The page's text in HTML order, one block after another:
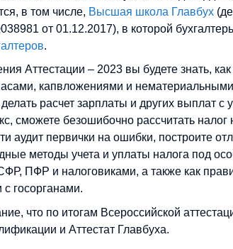
в том числе, Высшая школа Главбух
от 01.12.2017), в которой
.
Аттестации – 2023 вы будете знать,
капвложениями и
расчет зарплаты и других выплат
сможете безошибочно рассчитать
аудит первички на ошибки, построите
методы учета и уплаты налога под
ПФР и налоговиками, а также как
госорганами.
что по итогам Всероссийской
и Аттестат Главбуха.